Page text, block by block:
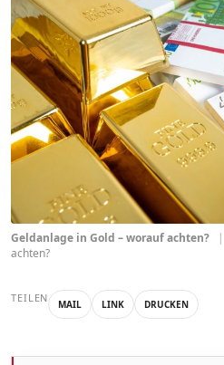
Geldanlage in Gold – worauf achten? |
achten?
TEILEN MAIL LINK DRUCKEN